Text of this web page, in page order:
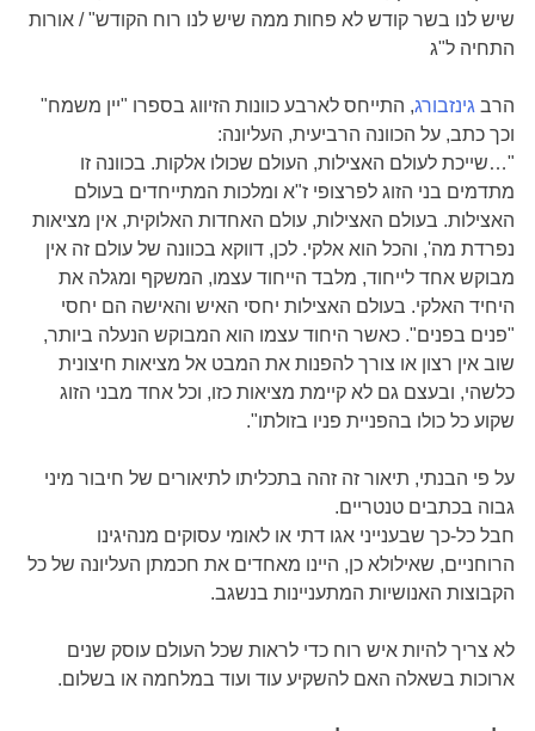
שיש לנו בשר קודש לא פחות ממה שיש לנו רוח הקודש" / אורות
התחיה ל"ג
הרב גינזבורג, התייחס לארבע כוונות הזיווג בספרו "יין משמח"
וכך כתב, על הכוונה הרביעית, העליונה:
"…שייכת לעולם האצילות, העולם שכולו אלקות. בכוונה זו
מתדמים בני הזוג לפרצופי ז"א ומלכות המתייחדים בעולם
האצילות. בעולם האצילות, עולם האחדות האלוקית, אין מציאות
נפרדת מה', והכל הוא אלקי. לכן, דווקא בכוונה של עולם זה אין
מבוקש אחד לייחוד, מלבד הייחוד עצמו, המשקף ומגלה את
היחיד האלקי. בעולם האצילות יחסי האיש והאישה הם יחסי
"פנים בפנים". כאשר היחוד עצמו הוא המבוקש הנעלה ביותר,
שוב אין רצון או צורך להפנות את המבט אל מציאות חיצונית
כלשהי, ובעצם גם לא קיימת מציאות כזו, וכל אחד מבני הזוג
שקוע כל כולו בהפניית פניו בזולתו".
על פי הבנתי, תיאור זה זהה בתכליתו לתיאורים של חיבור מיני
גבוה בכתבים טנטריים.
חבל כל-כך שבענייני אגו דתי או לאומי עסוקים מנהיגינו
הרוחניים, שאילולא כן, היינו מאחדים את חכמתן העליונה של כל
הקבוצות האנושיות המתעניינות בנשגב.
לא צריך להיות איש רוח כדי לראות שכל העולם עוסק שנים
ארוכות בשאלה האם להשקיע עוד ועוד במלחמה או בשלום.